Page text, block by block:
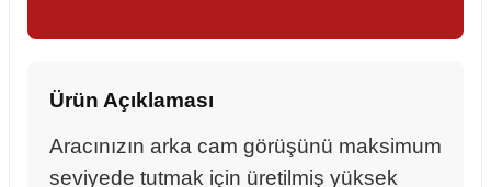
Ürün Açıklaması
Aracınızın arka cam görüşünü maksimum
seviyede tutmak için üretilmiş yüksek